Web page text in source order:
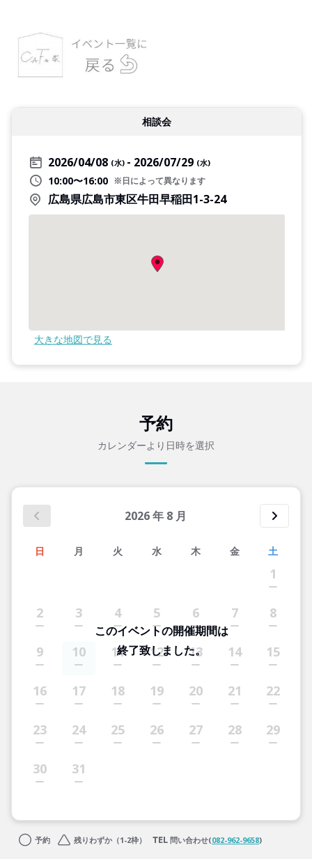
相談会
2026/04/08 (水) 2026/07/29 (水)
10:00〜16:00 ※日によって異なります
広島県広島市東区牛田早稲田1-3-24
大きな地図で見る
予約
カレンダーより日時を選択
2026年 8 月
日 月 火 水 木 金 土
1
2 3 4 5 6 7 8
9 10 11 12 13 14 15
16 17 18 19 20 21 22
23 24 25 26 27 28 29
30 31
このイベントの開催期間は
終了致しました。
予約 残りわずか（1-2枠） 問い合わせ(082-962-9658)